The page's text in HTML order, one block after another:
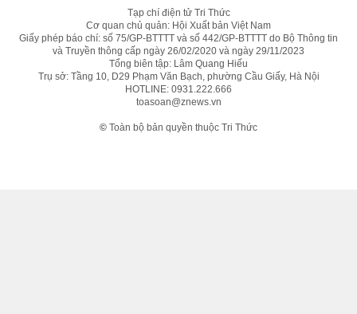
Tạp chí điện tử Tri Thức
Cơ quan chủ quản: Hội Xuất bản Việt Nam
Giấy phép báo chí: số 75/GP-BTTTT và số 442/GP-BTTTT do Bộ Thông tin
và Truyền thông cấp ngày 26/02/2020 và ngày 29/11/2023
Tổng biên tập: Lâm Quang Hiếu
Trụ sở: Tầng 10, D29 Phạm Văn Bạch, phường Cầu Giấy, Hà Nội
HOTLINE: 0931.222.666
toasoan@znews.vn
© Toàn bộ bản quyền thuộc Tri Thức